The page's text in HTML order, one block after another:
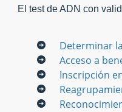
El test de ADN con
Determinar
Acceso a
Inscripción